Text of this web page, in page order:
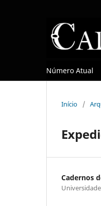
Número Atual
Início /
Cadernos